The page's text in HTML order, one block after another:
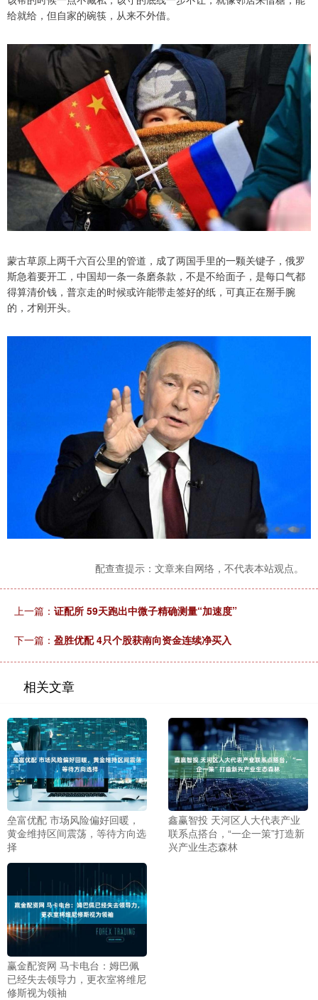
给就给，但自家的碗筷，从来不外借。
蒙古草原上两千六百公里的管道，成了两国手里的一颗关键子，俄罗
斯急着要开工，中国却一条一条磨条款，不是不给面子，是每口气都
得算清价钱，普京走的时候或许能带走签好的纸，可真正在掰手腕
的，才刚开头。
配查查提示：文章来自网络，不代表本站观点。
上一篇： 证配所 59天跑出中微子精确测量“加速度”
下一篇： 盈胜优配 4只个股获南向资金连续净买入
相关文章
垒富优配 市场风险偏好回暖，
黄金维持区间震荡，等待方向选
择
鑫赢智投 天河区人大代表产业
联系点搭台，“一企一策”打造新
兴产业生态森林
赢金配资网 马卡电台：姆巴佩
已经失去领导力，更衣室将维尼
修斯视为领袖